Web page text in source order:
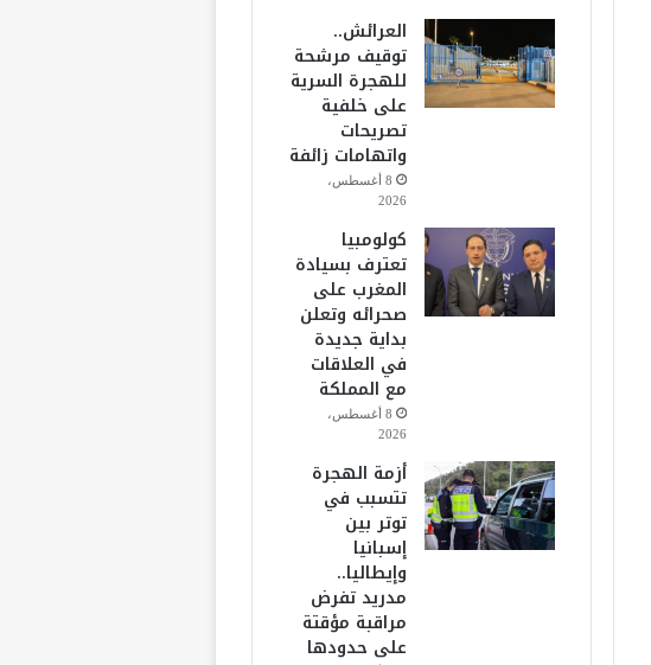
العرائش..
توقيف مرشحة
للهجرة السرية
على خلفية
تصريحات
واتهامات زائفة
8 أغسطس،
2026
كولومبيا
تعترف بسيادة
المغرب على
صحرائه وتعلن
بداية جديدة
في العلاقات
مع المملكة
8 أغسطس،
2026
أزمة الهجرة
تتسبب في
توتر بين
إسبانيا
وإيطاليا..
مدريد تفرض
مراقبة مؤقتة
على حدودها